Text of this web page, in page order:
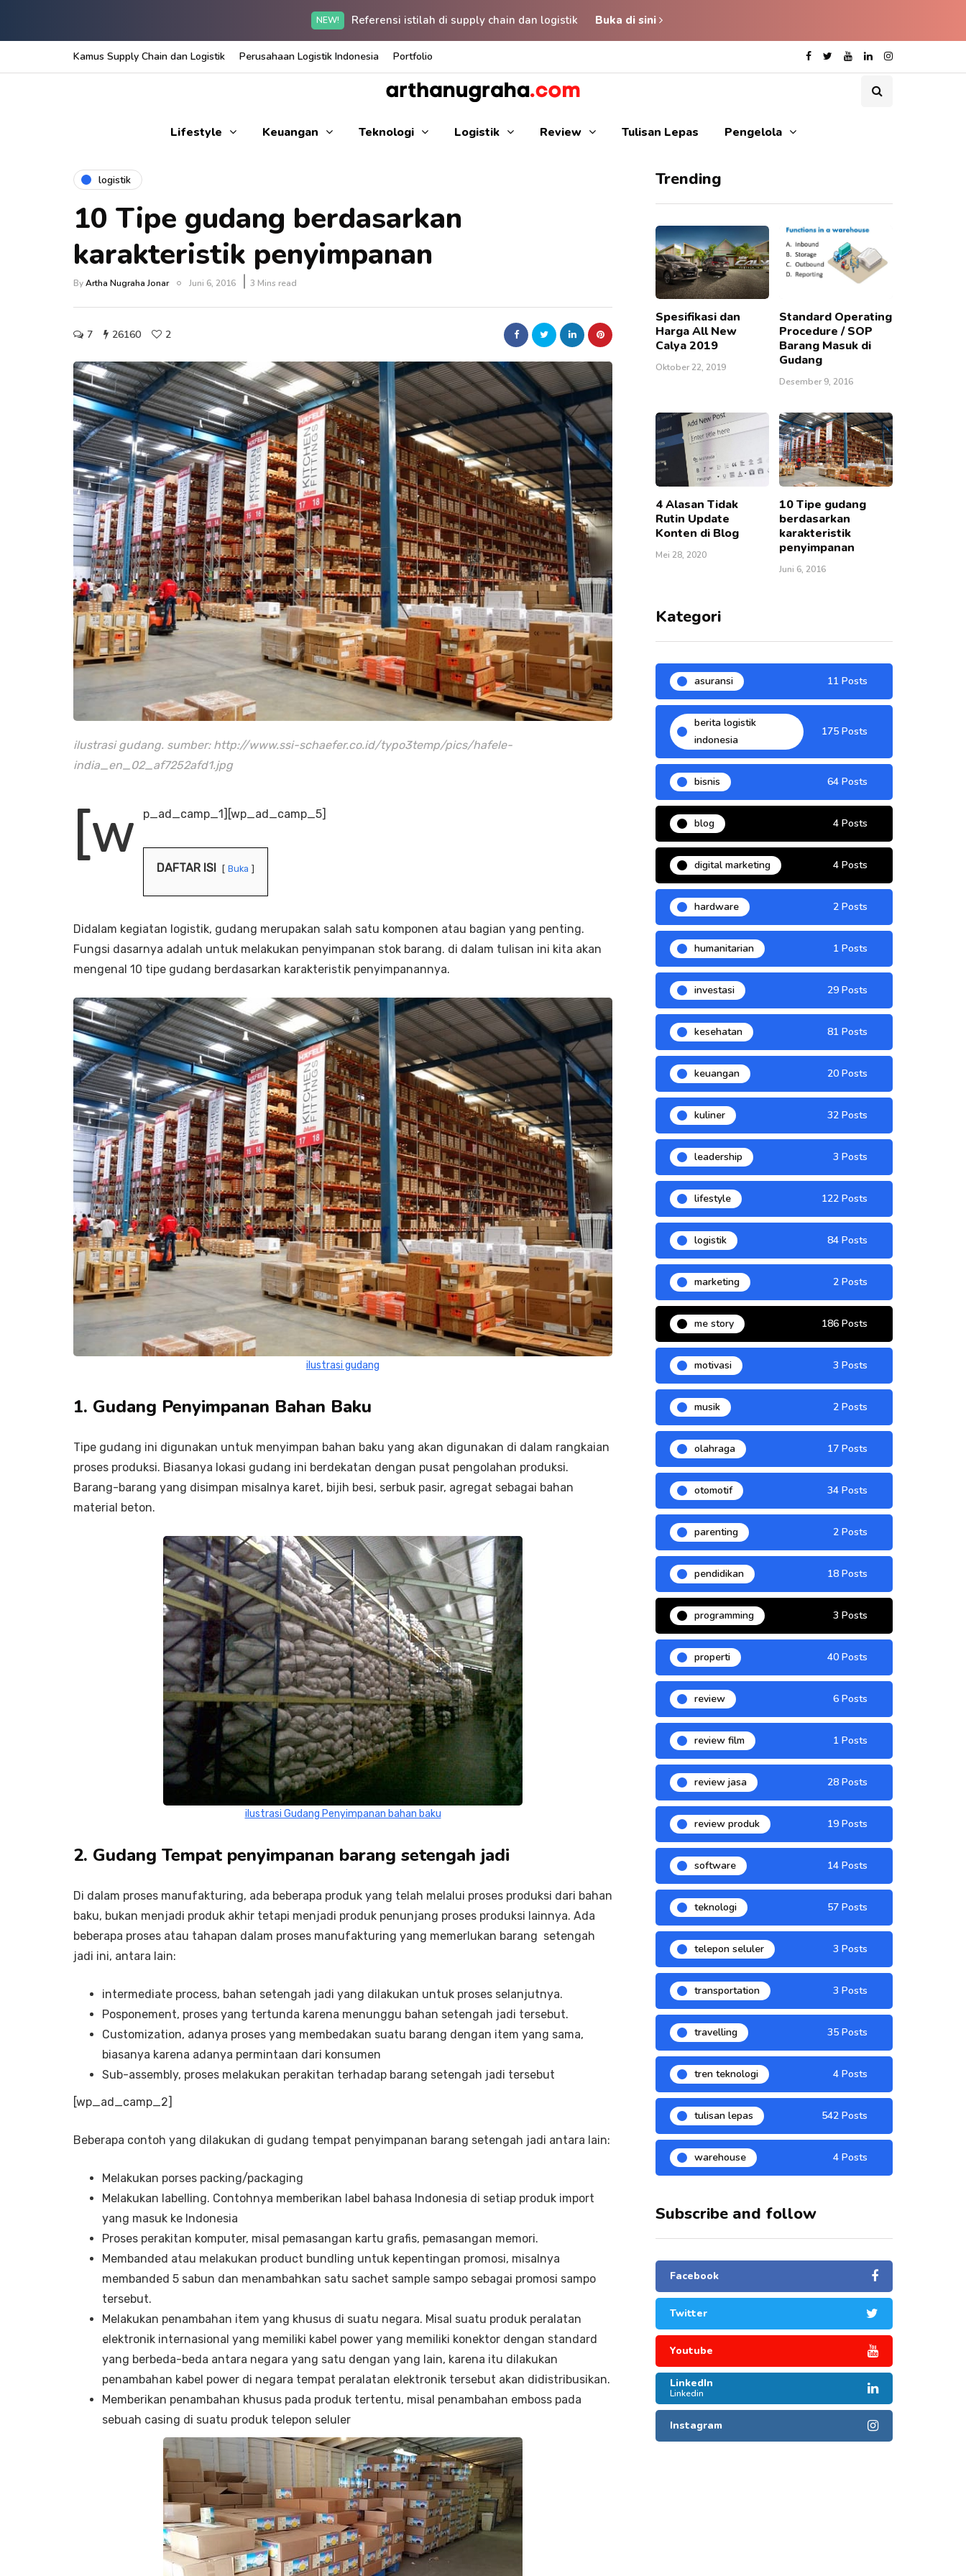
NEW! Referensi istilah di supply chain dan logistik Buka di sini
Kamus Supply Chain dan Logistik Perusahaan Logistik Indonesia Portfolio
Lifestyle Keuangan Teknologi Logistik Review Tulisan Lepas Pengelola
logistik
10 Tipe gudang berdasarkan
karakteristik penyimpanan
ByArtha Nugraha Jonar Juni 6, 2016 3 Mins read
7 26160 2
ilustrasi gudang. sumber: http://www.ssi-schaefer.co.id/typo3temp/pics/hafele-
india_en_02_af7252afd1.jpg
[w p_ad_camp_1][wp_ad_camp_5]
DAFTAR ISI Buka
Didalam kegiatan logistik, gudang merupakan salah satu komponen atau bagian yang penting.
Fungsi dasarnya adalah untuk melakukan penyimpanan stok barang. di dalam tulisan ini kita akan
mengenal 10 tipe gudang berdasarkan karakteristik penyimpanannya.
ilustrasi gudang
1. Gudang Penyimpanan Bahan Baku
Tipe gudang ini digunakan untuk menyimpan bahan baku yang akan digunakan di dalam rangkaian
proses produksi. Biasanya lokasi gudang ini berdekatan dengan pusat pengolahan produksi.
Barang-barang yang disimpan misalnya karet, bijih besi, serbuk pasir, agregat sebagai bahan
material beton.
ilustrasi Gudang Penyimpanan bahan baku
2. Gudang Tempat penyimpanan barang setengah jadi
Di dalam proses manufakturing, ada beberapa produk yang telah melalui proses produksi dari bahan
baku, bukan menjadi produk akhir tetapi menjadi produk penunjang proses produksi lainnya. Ada
beberapa proses atau tahapan dalam proses manufakturing yang memerlukan barang setengah
jadi ini, antara lain:
intermediate process, bahan setengah jadi yang dilakukan untuk proses selanjutnya.
Posponement, proses yang tertunda karena menunggu bahan setengah jadi tersebut.
Customization, adanya proses yang membedakan suatu barang dengan item yang sama,
biasanya karena adanya permintaan dari konsumen
Sub-assembly, proses melakukan perakitan terhadap barang setengah jadi tersebut
[wp_ad_camp_2]
Beberapa contoh yang dilakukan di gudang tempat penyimpanan barang setengah jadi antara lain:
Melakukan porses packing/packaging
Melakukan labelling. Contohnya memberikan label bahasa Indonesia di setiap produk import
yang masuk ke Indonesia
Proses perakitan komputer, misal pemasangan kartu grafis, pemasangan memori.
Membanded atau melakukan product bundling untuk kepentingan promosi, misalnya
membanded 5 sabun dan menambahkan satu sachet sample sampo sebagai promosi sampo
tersebut.
Melakukan penambahan item yang khusus di suatu negara. Misal suatu produk peralatan
elektronik internasional yang memiliki kabel power yang memiliki konektor dengan standard
yang berbeda-beda antara negara yang satu dengan yang lain, karena itu dilakukan
penambahan kabel power di negara tempat peralatan elektronik tersebut akan didistribusikan.
Memberikan penambahan khusus pada produk tertentu, misal penambahan emboss pada
sebuah casing di suatu produk telepon seluler
Trending
Spesifikasi dan
Harga All New
Calya 2019
Oktober 22, 2019
Standard Operating
Procedure / SOP
Barang Masuk di
Gudang
Desember 9, 2016
4 Alasan Tidak
Rutin Update
Konten di Blog
Mei 28, 2020
10 Tipe gudang
berdasarkan
karakteristik
penyimpanan
Juni 6, 2016
Kategori
asuransi 11 Posts
berita logistik
indonesia
175 Posts
bisnis 64 Posts
blog 4 Posts
digital marketing 4 Posts
hardware 2 Posts
humanitarian 1 Posts
investasi 29 Posts
kesehatan 81 Posts
keuangan 20 Posts
kuliner 32 Posts
leadership 3 Posts
lifestyle 122 Posts
logistik 84 Posts
marketing 2 Posts
me story 186 Posts
motivasi 3 Posts
musik 2 Posts
olahraga 17 Posts
otomotif 34 Posts
parenting 2 Posts
pendidikan 18 Posts
programming 3 Posts
properti 40 Posts
review 6 Posts
review film 1 Posts
review jasa 28 Posts
review produk 19 Posts
software 14 Posts
teknologi 57 Posts
telepon seluler 3 Posts
transportation 3 Posts
travelling 35 Posts
tren teknologi 4 Posts
tulisan lepas 542 Posts
warehouse 4 Posts
Subscribe and follow
Facebook
Twitter
Youtube
LinkedIn
Linkedin
Instagram